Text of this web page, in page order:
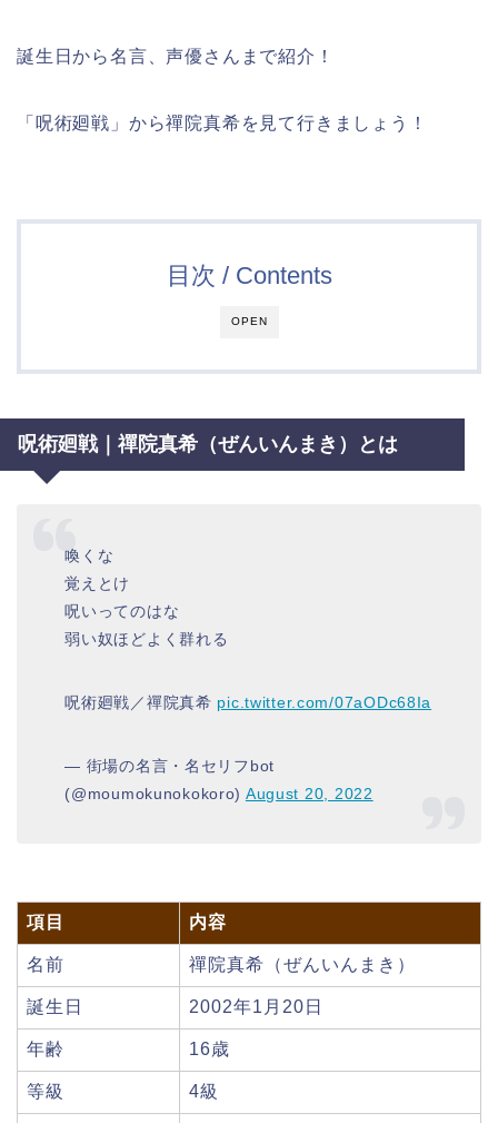
誕生日から名言、声優さんまで紹介！
「呪術廻戦」から禪院真希を見て行きましょう！
OPEN
目次 / Contents
呪術廻戦｜禪院真希（ぜんいんまき）とは
喚くな
覚えとけ
呪いってのはな
弱い奴ほどよく群れる
呪術廻戦／禪院真希 pic.twitter.com/07aODc68Ia
— 街場の名言・名セリフbot
(@moumokunokokoro) August 20, 2022
項目 内容
名前 禪院真希（ぜんいんまき）
誕生日 2002年1月20日
年齢 16歳
等級 4級